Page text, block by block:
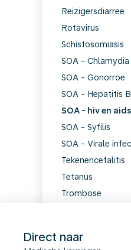
Reizigersdiarree
Rotavirus
Schistosomiasis
SOA - Chlamydia
SOA - Gonorroe
SOA - Hepatitis B
SOA - hiv en aids
SOA - Syfilis
SOA - Virale
Tekenencefalitis
Tetanus
Trombose
Vogelgriep
Direct naar